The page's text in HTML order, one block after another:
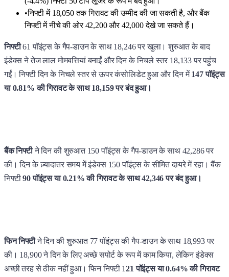
•निफ्टी में 18,050 तक गिरावट की उम्मीद की जा सकती है, और बैंक
निफ्टी में नीचे की ओर 42,200 और 42,000 देखे जा सकते हैं।
निफ्टी61 पॉइंट्स के गैप-डाउन के साथ 18,246 पर खुला। शुरुआत के बाद
इंडेक्स ने तेज लाल मोमबत्तियां बनाईं और दिन के निचले स्तर 18,133 पर पहुंच
गईं। निफ्टी दिन के निचले स्तर से ऊपर कंसोलिडेट हुआ और दिन में147 पॉइंट्स
या 0.81% की गिरावट के साथ 18,159 पर बंद हुआ।
बैंक निफ्टीने दिन की शुरुआत 150 पॉइंट्स के गैप-डाउन के साथ 42,286 पर
की। दिन के ज़्यादातर समय में इंडेक्स 150 पॉइंट्स के सीमित दायरे में रहा। बैंक
निफ्टी90 पॉइंट्स या 0.21% की गिरावट के साथ 42,346 पर बंद हुआ।
फिन निफ्टीने दिन की शुरुआत 77 पॉइंट्स की गैप-डाउन के साथ 18,993 पर
की। 18,900 ने दिन के लिए अच्छे सपोर्ट के रूप में काम किया, लेकिन इंडेक्स
अच्छी तरह से ठीक नहीं हुआ। फिन निफ्टी 121 पॉइंट्स या 0.64% की गिरावट